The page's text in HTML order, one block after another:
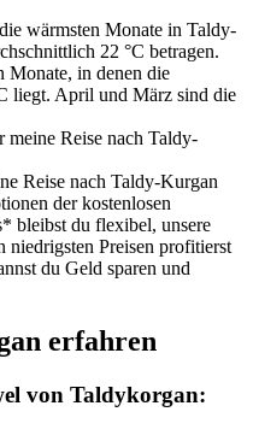
wärmsten Monate in Taldy-
22 °C betragen.
Monate, in denen die
liegt. April und März sind die
Reise nach Taldy-
Reise nach Taldy-Kurgan
der kostenlosen
bleibst du flexibel, unsere
niedrigsten Preisen profitierst
du Geld sparen und
erfahren
von Taldykorgan: